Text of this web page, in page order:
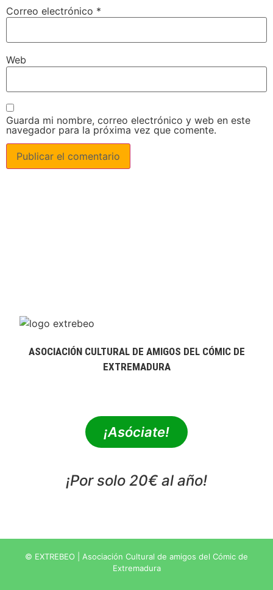
Correo electrónico *
Web
Guarda mi nombre, correo electrónico y web en este
navegador para la próxima vez que comente.
ASOCIACIÓN CULTURAL DE AMIGOS DEL CÓMIC DE
EXTREMADURA
¡Asóciate!
¡Por solo 20€ al año!
© EXTREBEO | Asociación Cultural de amigos del Cómic de
Extremadura